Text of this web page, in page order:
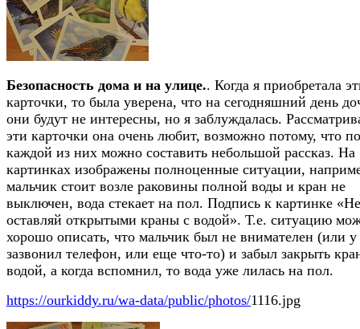
Безопасность дома и на улице.. Когда я приобретала
карточки, то была уверена, что на сегодняшний день
они будут не интересны, но я заблуждалась.
эти карточки она очень любит, возможно потому, что по
каждой из них можно составить небольшой рассказ. На
картинках изображены полноценные ситуации,
мальчик стоит возле раковины полной воды и кран не
выключен, вода стекает на пол. Подпись к картинке «Не
оставляй открытыми краны с водой». Т.е. ситуацию
хорошо описать, что мальчик был не внимателен (или у
зазвонил телефон, или еще что-то) и забыл закрыть
водой, а когда вспомнил, то вода уже лилась на пол.
https://ourkiddy.ru/wa-data/public/photos/1116.jpg